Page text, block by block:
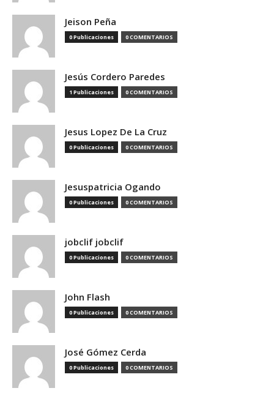
Jeison Peña
0 Publicaciones 0 COMENTARIOS
Jesús Cordero Paredes
1 Publicaciones 0 COMENTARIOS
Jesus Lopez De La Cruz
0 Publicaciones 0 COMENTARIOS
Jesuspatricia Ogando
0 Publicaciones 0 COMENTARIOS
jobclif jobclif
0 Publicaciones 0 COMENTARIOS
John Flash
0 Publicaciones 0 COMENTARIOS
José Gómez Cerda
0 Publicaciones 0 COMENTARIOS